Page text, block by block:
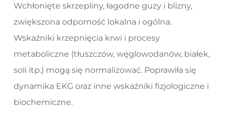
Wchłonięte skrzepliny, łagodne guzy i blizny,
zwiększona odporność lokalna i ogólna.
Wskaźniki krzepnięcia krwi i procesy
metaboliczne (tłuszczów, węglowodanów, białek,
soli itp.) mogą się normalizować. Poprawiła się
dynamika EKG oraz inne wskaźniki fizjologiczne i
biochemiczne.